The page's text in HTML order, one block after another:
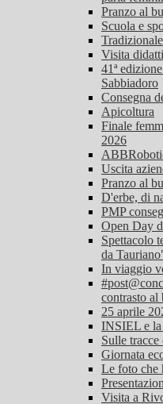
Pranzo al
Scuola e
Visita
41ª
Sabbiadoro
Consegna
Apicoltura
Finale
2026
Uscita
Pranzo al
D'erbe, di
PMP
Open Day
Spettacolo
da
In viaggio
contrasto al
25 aprile
INSIEL e la
Sulle tracce
Giornata
Le foto che
Visita a